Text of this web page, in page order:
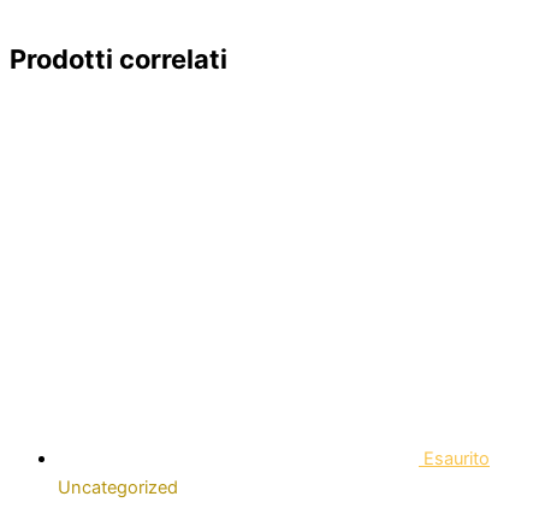
Prodotti correlati
Esaurito
Uncategorized